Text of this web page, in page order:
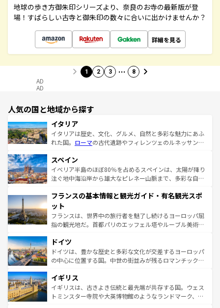
地球の歩き方御朱印シリーズより、奈良のお寺の最新版が登
場！すばらしい古寺と御朱印の数々に合いに出かけませんか？
詳細を見る
1 2 3 … 8
AD
AD
人気の国と地域から探す
イタリア
イタリアは歴史、文化、グルメ、自然と多彩な魅力にあふ
れた国。 ローマの古代遺跡やフィレンツェのルネッサンス
ろん、トスカーナの美しい田園風景やアマルフィ海岸の絶
景など、自然景観も見逃せない。観光の合間には、本場の
ピザやパスタなど、絶品のイタリア料理を堪能することも
ませてくれるイタリアで、忘れられない旅をしてみよう！
なお、新着のイタリア情報は
しい。
スペイン
イベリア半島のほぼ80％を占めるスペインは、太陽が降り
注ぐ地中海沿岸から雄大なピレネー山脈まで、多彩な自然
文化が根付くこの国では、情熱的なフラメンコ、熱気あふ
れる闘牛、そして美味しいタパスが生活の一部となってい
る。首都マドリードの洗練された雰囲気や、バルセロナの
アートに溢れた街角から、地方では古代ローマ遺跡や中世
せる。地方によって風土や気候が異なるスペインはその個
性で訪れる人を魅了する。 なお、新着のスペイン情報は コ
ンテンツ一覧を参照してほしい。
フランスの基本情報と観光ガイド・有名観光スポ
ット
フランスは、世界中の旅行者を魅了し続けるヨーロッパ屈
指の観光地だ。首都パリのエッフェル塔やルーブル美術館
で、幅広い魅力が詰まっている。華麗な宮殿、歴史的な大
聖堂、美しいビーチ、そして豊かな自然が、訪れる者を心
から魅了する。また、フランスは美食の国としても知ら
いる。シャンパンの発祥地であるランス、プロヴァンスの
香り高いラベンダー畑など、多彩な楽しみ方が可能だ。さ
らに、パリ以外の地域にも魅力が溢れており、どの街角に
ドイツ
ドイツは、豊かな歴史と多彩な文化が交差するヨーロッパ
の中心に位置する国。中世の街並みが残るロマンチック街
顔を持つこの国は、どこを歩いても飽きることがない。ベ
ルリンの文化的活気、バイエルン州のアルプスの絶景、そ
してライン川沿いのワイン畑といった風景は必見。ビール
イギリス
イギリスは、古きよき伝統と最先端が共存する国。ウェス
トミンスター寺院や大英博物館のようなランドマーク、歴